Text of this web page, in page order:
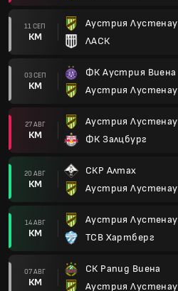
11 СЕП
КМ
Аустрия Лустенау
ЛАСК
03 СЕП
КМ
ФК Аустрия Виена
Аустрия Лустенау
27 АВГ
КМ
Аустрия Лустенау
ФК Залцбург
20 АВГ
КМ
СКР Алтах
Аустрия Лустенау
14 АВГ
КМ
Аустрия Лустенау
ТСВ Хартберг
07 АВГ
КМ
СК Рапид Виена
Аустрия Лустенау